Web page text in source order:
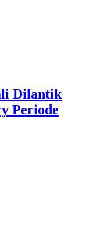
Dilantik
Periode